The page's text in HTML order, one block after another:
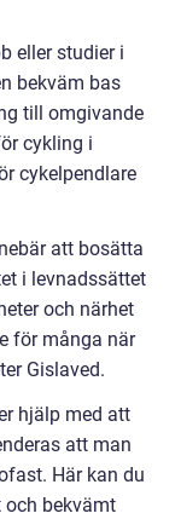
eller studier i
bekväm bas
till omgivande
cykling i
cykelpendlare
att bosätta
i levnadssättet
och närhet
för många när
Gislaved.
hjälp med att
att man
Här kan du
och bekvämt